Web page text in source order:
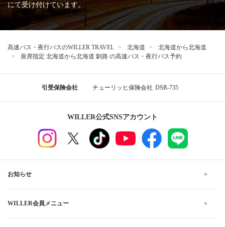
にて受け付けています。
高速バス・夜行バスのWILLER TRAVEL 北海道
北海道から北海道
座席指定 北海道から北海道 釧路 の高速バス・夜行バス予約
引受保険会社 チューリッヒ保険会社 DSR-735
WILLER公式SNSアカウント
お知らせ
WILLER会員メニュー